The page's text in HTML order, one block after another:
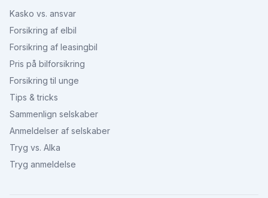
Kasko vs. ansvar
Forsikring af elbil
Forsikring af leasingbil
Pris på bilforsikring
Forsikring til unge
Tips & tricks
Sammenlign selskaber
Anmeldelser af selskaber
Tryg vs. Alka
Tryg anmeldelse